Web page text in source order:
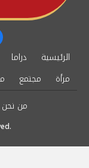
الرئيسية دراما
مرأة
مجتمع
من نحن